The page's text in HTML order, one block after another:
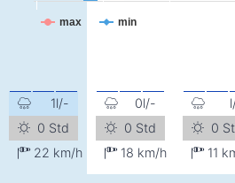
1l/-
0 Std
22 km/h
0l/-
0 Std
18 km/h
0
11
max min